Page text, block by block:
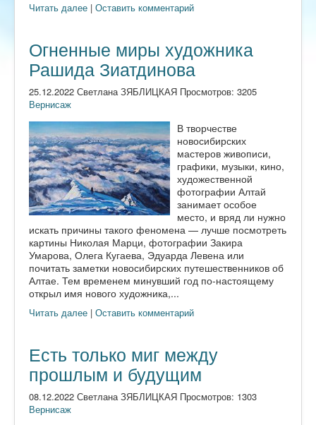
Читать далее | Оставить комментарий
Огненные миры художника
Рашида Зиатдинова
25.12.2022 Светлана ЗЯБЛИЦКАЯ Просмотров: 3205
Вернисаж
В творчестве
новосибирских
мастеров живописи,
графики, музыки, кино,
художественной
фотографии Алтай
занимает особое
место, и вряд ли нужно
искать причины такого феномена — лучше посмотреть
картины Николая Марци, фотографии Закира
Умарова, Олега Кугаева, Эдуарда Левена или
почитать заметки новосибирских путешественников об
Алтае. Тем временем минувший год по-настоящему
открыл имя нового художника,...
Читать далее | Оставить комментарий
Есть только миг между
прошлым и будущим
08.12.2022 Светлана ЗЯБЛИЦКАЯ Просмотров: 1303
Вернисаж